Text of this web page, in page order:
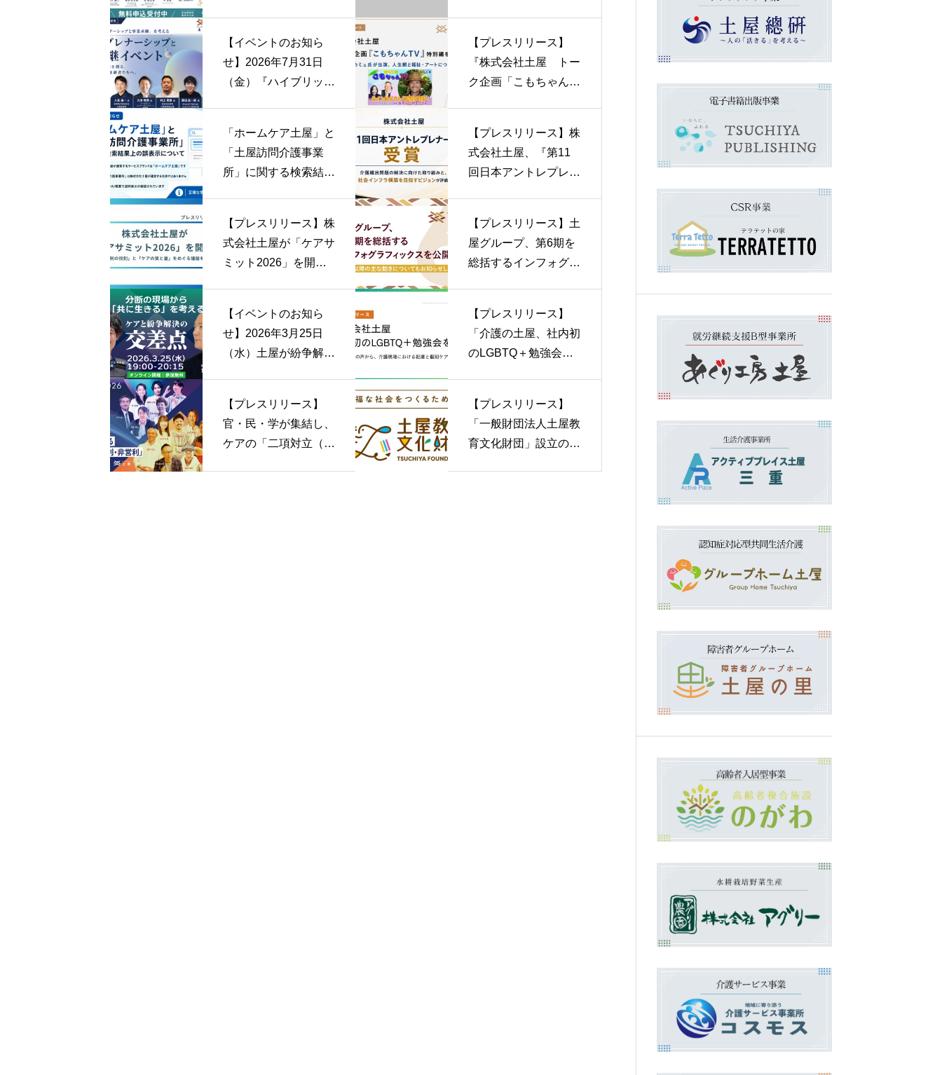
に和歌山・那智勝浦に
て開催。
ウムを開催
【イベントのお知ら
せ】2026年7月31日
（金）『ハイブリット
ベント (金) 18:30 岡山
県岡山市
【プレスリリース】
『株式会社土屋 トー
ク企画「こもちゃんT
演、人生観と福祉・ア
ートについて語る』
「ホームケア土屋」と
「土屋訪問介護事業
所」に関する検索結果
【プレスリリース】株
式会社土屋、『第11
回日本アントレプレナ
【プレスリリース】株
式会社土屋が「ケアサ
ミット2026」を開
量」をめぐる議論を行
いました
【プレスリリース】土
屋グループ、第6期を
総括するインフォグラ
【イベントのお知ら
せ】2026年3月25日
（水）土屋が紛争解決
ナルを ゲストに招い
たトークイベントを開
催
【プレスリリース】
「介護の土屋、社内初
のLGBTQ＋勉強会を
る配慮と個別ケアを学
ぶ ―」
【プレスリリース】
官・民・学が集結し、
ケアの「二項対立（営
【プレスリリース】
「一般財団法人土屋教
育文化財団」設立のお